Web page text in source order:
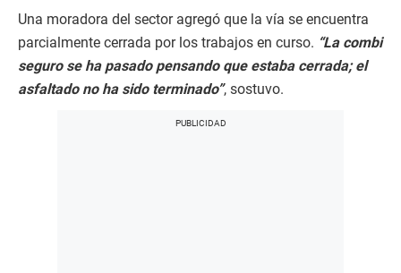
Una moradora del sector agregó que la vía se encuentra
parcialmente cerrada por los trabajos en curso. “La combi
seguro se ha pasado pensando que estaba cerrada; el
asfaltado no ha sido terminado”, sostuvo.